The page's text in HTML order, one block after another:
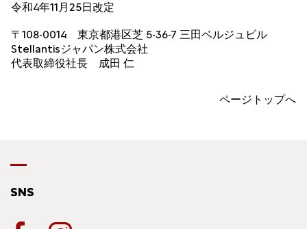
令和4年11月25日改定
〒108-0014 東京都港区芝 5-36-7 三田ベルジュビル
Stellantisジャパン株式会社
代表取締役社長 成田 仁
ページトップへ
SNS